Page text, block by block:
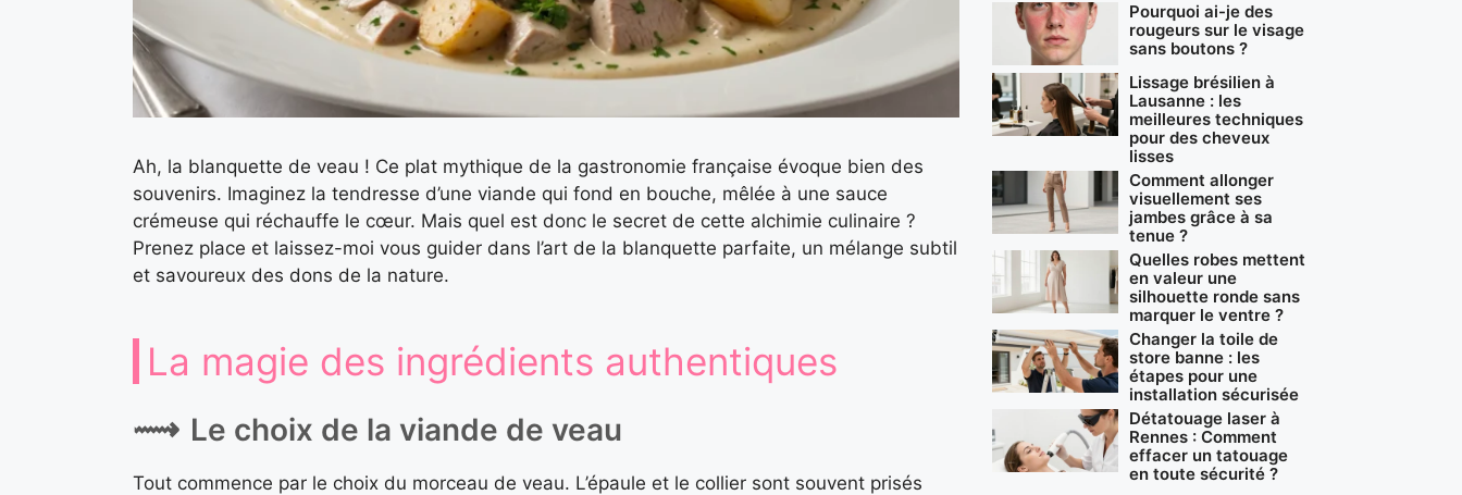
Ah, la blanquette de veau ! Ce plat mythique de la gastronomie française évoque bien des
souvenirs. Imaginez la tendresse d’une viande qui fond en bouche, mêlée à une sauce
crémeuse qui réchauffe le cœur. Mais quel est donc le secret de cette alchimie culinaire ?
Prenez place et laissez-moi vous guider dans l’art de la blanquette parfaite, un mélange subtil
et savoureux des dons de la nature.
La magie des ingrédients authentiques
Le choix de la viande de veau
Tout commence par le choix du morceau de veau. L’épaule et le collier sont souvent prisés
Pourquoi ai-je des
rougeurs sur le visage
sans boutons ?
Lissage brésilien à
Lausanne : les
meilleures techniques
pour des cheveux
lisses
Comment allonger
visuellement ses
jambes grâce à sa
tenue ?
Quelles robes mettent
en valeur une
silhouette ronde sans
marquer le ventre ?
Changer la toile de
store banne : les
étapes pour une
installation sécurisée
Détatouage laser à
Rennes : Comment
effacer un tatouage
en toute sécurité ?